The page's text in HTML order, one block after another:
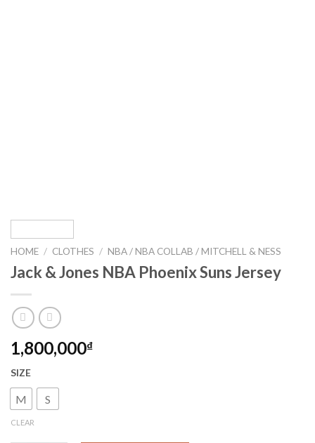
HOME / CLOTHES / NBA / NBA COLLAB / MITCHELL & NESS
Jack & Jones NBA Phoenix Suns Jersey
1,800,000₫
SIZE
M S
CLEAR